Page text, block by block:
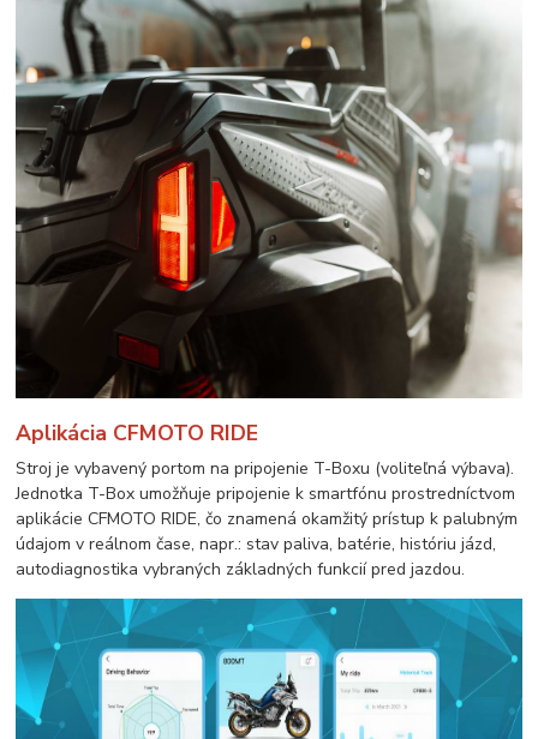
Aplikácia CFMOTO RIDE
Stroj je vybavený portom na pripojenie T-Boxu (voliteľná výbava).
Jednotka T-Box umožňuje pripojenie k smartfónu prostredníctvom
aplikácie CFMOTO RIDE, čo znamená okamžitý prístup k palubným
údajom v reálnom čase, napr.: stav paliva, batérie, históriu jázd,
autodiagnostika vybraných základných funkcií pred jazdou.